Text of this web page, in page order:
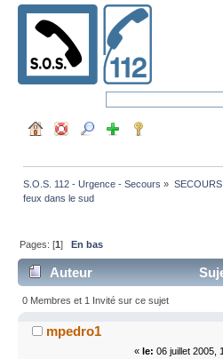
S.O.S. 112 - Urgence - Secours » SECOURS
feux dans le sud
Pages: [1]En bas
Auteur
13244 fois)
0 Membres et 1 Invité sur ce sujet
mpedro1
« le: 06 juillet 2005,